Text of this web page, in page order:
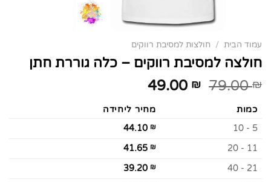
עמוד הבית / חולצות למסיבת רווקים
חולצה למסיבת רווקים – כלה גוררת חתן
79.00₪
49.00 ₪
כמות
מחיר ליחידה
5 - 10
44.10 ₪
11 - 20
41.65 ₪
21 - 40
39.20 ₪